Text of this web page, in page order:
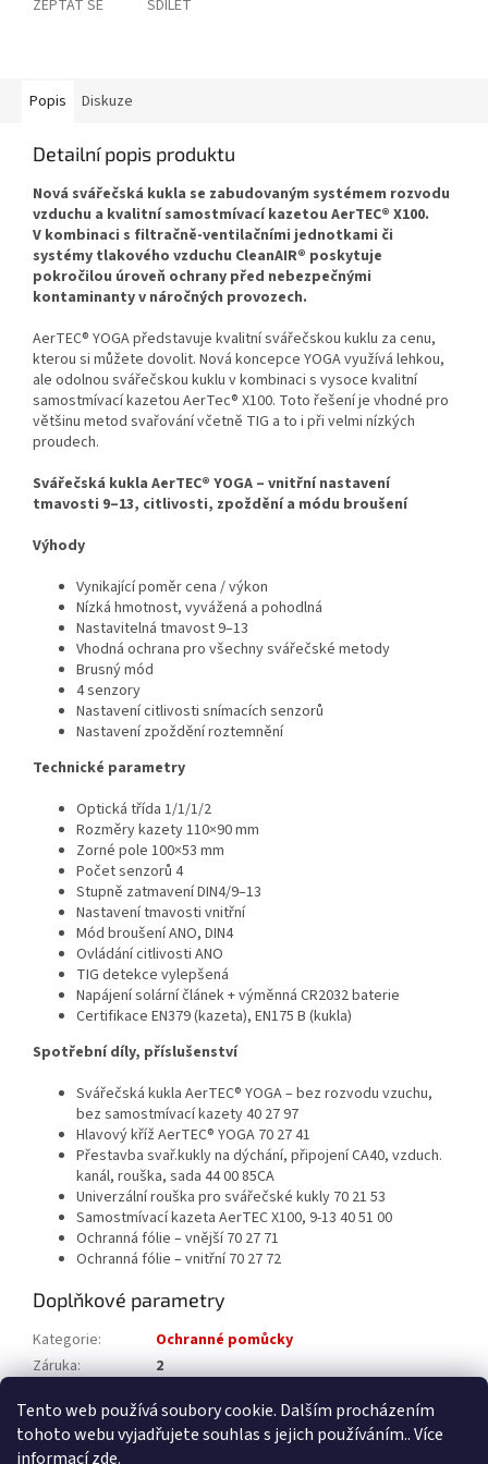
Tento web používá soubory cookie. Dalším procházením
tohoto webu vyjadřujete souhlas s jejich používáním.. Více
informacízde.
ZEPTAT SE SDÍLET
Popis Diskuze
Detailní popis produktu
Nová svářečská kukla se zabudovaným systémem rozvodu
vzduchu a kvalitní samostmívací kazetou AerTEC® X100.
V kombinaci s filtračně-ventilačními jednotkami či
systémy tlakového vzduchu CleanAIR® poskytuje
pokročilou úroveň ochrany před nebezpečnými
kontaminanty v náročných provozech.
AerTEC® YOGA představuje kvalitní svářečskou kuklu za cenu,
kterou si můžete dovolit. Nová koncepce YOGA využívá lehkou,
ale odolnou svářečskou kuklu v kombinaci s vysoce kvalitní
samostmívací kazetou AerTec® X100. Toto řešení je vhodné pro
většinu metod svařování včetně TIG a to i při velmi nízkých
proudech.
Svářečská kukla AerTEC® YOGA – vnitřní nastavení
tmavosti 9–13, citlivosti, zpoždění a módu broušení
Výhody
Vynikající poměr cena / výkon
Nízká hmotnost, vyvážená a pohodlná
Nastavitelná tmavost 9–13
Vhodná ochrana pro všechny svářečské metody
Brusný mód
4 senzory
Nastavení citlivosti snímacích senzorů
Nastavení zpoždění roztemnění
Technické parametry
Optická třída 1/1/1/2
Rozměry kazety 110×90 mm
Zorné pole 100×53 mm
Počet senzorů 4
Stupně zatmavení DIN4/9–13
Nastavení tmavosti vnitřní
Mód broušení ANO, DIN4
Ovládání citlivosti ANO
TIG detekce vylepšená
Napájení solární článek + výměnná CR2032 baterie
Certifikace EN379 (kazeta), EN175 B (kukla)
Spotřební díly, příslušenství
Svářečská kukla AerTEC® YOGA – bez rozvodu vzuchu,
bez samostmívací kazety 40 27 97
Hlavový kříž AerTEC® YOGA 70 27 41
Přestavba svař.kukly na dýchání, připojení CA40, vzduch.
kanál, rouška, sada 44 00 85CA
Univerzální rouška pro svářečské kukly 70 21 53
Samostmívací kazeta AerTEC X100, 9-13 40 51 00
Ochranná fólie – vnější 70 27 71
Ochranná fólie – vnitřní 70 27 72
Doplňkové parametry
Kategorie:
Ochranné pomůcky
Záruka:
2